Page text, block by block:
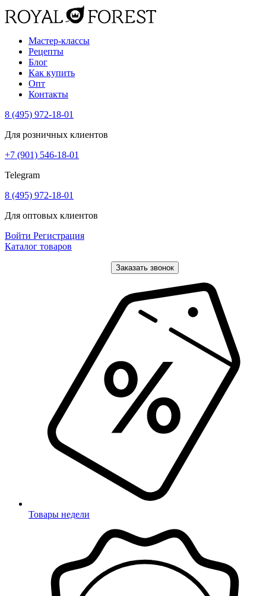
Мастер-классы
Рецепты
Блог
Как купить
Опт
Контакты
8 (495) 972-18-01
Для розничных клиентов
+7 (901) 546-18-01
Telegram
8 (495) 972-18-01
Для оптовых клиентов
Войти Регистрация
Каталог товаров
Заказать звонок
Товары недели